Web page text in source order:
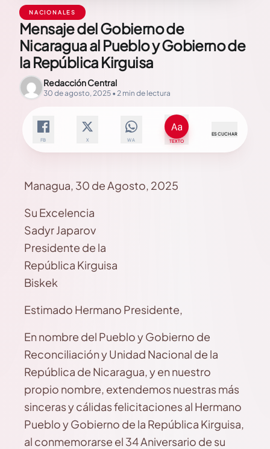
NACIONALES
Mensaje del Gobierno de
Nicaragua al Pueblo y Gobierno de
la República Kirguisa
Redacción Central
30 de agosto, 2025 • 2 min de lectura
FB X WA TEXTO
ESCUCHAR
Managua, 30 de Agosto, 2025
Su Excelencia
Sadyr Japarov
Presidente de la
República Kirguisa
Biskek
Estimado Hermano Presidente,
En nombre del Pueblo y Gobierno de
Reconciliación y Unidad Nacional de la
República de Nicaragua, y en nuestro
propio nombre, extendemos nuestras más
sinceras y cálidas felicitaciones al Hermano
Pueblo y Gobierno de la República Kirguisa,
al conmemorarse el 34 Aniversario de su